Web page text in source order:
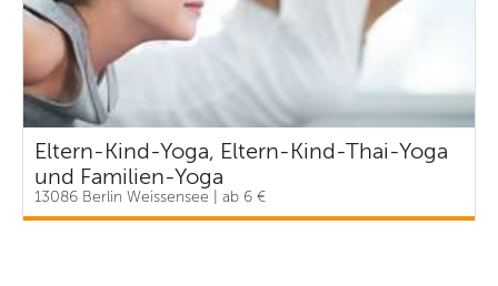
Eltern-Kind-Yoga, Eltern-Kind-Thai-Yoga
und Familien-Yoga
13086 Berlin Weissensee | ab 6 €